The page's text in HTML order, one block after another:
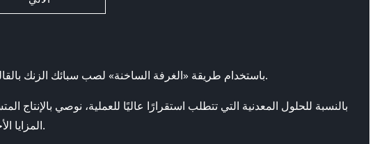
الدقة يتم إنشاء مصبوبات الزنك في STK باستخدام طريقة «الغرفة الساخنة» لصب سبائك الزنك بالقالب. بهذه الطريقة يتم حقن الزنك المنصهر في القالب، عن طريق المكبس والمعقوف.
بالنسبة للحلول المعدنية التي تتطلب استقرارًا عاليًا للعملية، نوصي
المزايا الأخرى هي القوة العالية والتفاوتات الضيقة وسلوك التدفق الممتاز واستهلاك الطاقة المنخفض والظروف المثلى لتحسين السطح.